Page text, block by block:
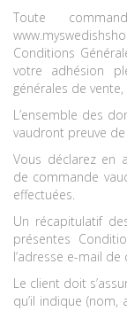
Toute
Conditions
votre adhésion
générales de
L’ensemble des
vaudront preuve
Vous déclarez en
de commande
effectuées.
Un récapitulatif
présentes
l’adresse e-mail
Le client doit
qu’il indique (nom,